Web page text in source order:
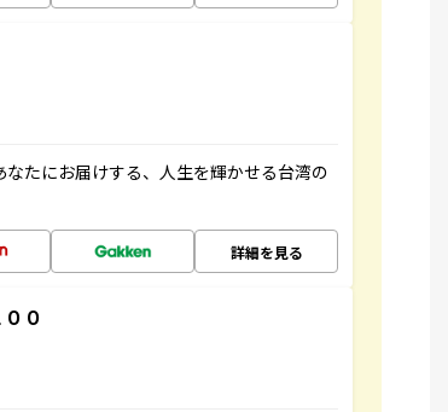
たにお届けする、人生を輝かせる台湾の
詳細を見る
０